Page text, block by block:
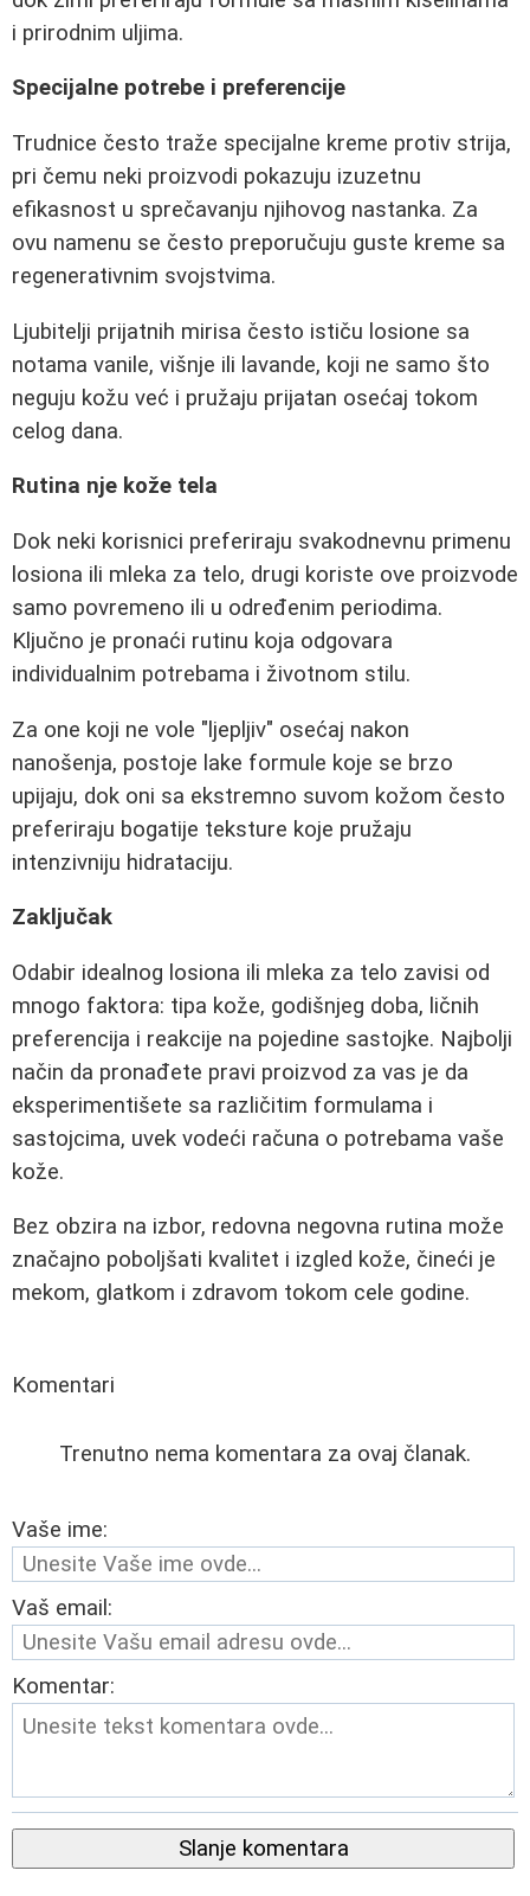
i prirodnim uljima.
Specijalne potrebe i preferencije
Trudnice često traže specijalne kreme protiv strija,
pri čemu neki proizvodi pokazuju izuzetnu
efikasnost u sprečavanju njihovog nastanka. Za
ovu namenu se često preporučuju guste kreme sa
regenerativnim svojstvima.
Ljubitelji prijatnih mirisa često ističu losione sa
notama vanile, višnje ili lavande, koji ne samo što
neguju kožu već i pružaju prijatan osećaj tokom
celog dana.
Rutina nje kože tela
Dok neki korisnici preferiraju svakodnevnu primenu
losiona ili mleka za telo, drugi koriste ove proizvode
samo povremeno ili u određenim periodima.
Ključno je pronaći rutinu koja odgovara
individualnim potrebama i životnom stilu.
Za one koji ne vole "ljepljiv" osećaj nakon
nanošenja, postoje lake formule koje se brzo
upijaju, dok oni sa ekstremno suvom kožom često
preferiraju bogatije teksture koje pružaju
intenzivniju hidrataciju.
Zaključak
Odabir idealnog losiona ili mleka za telo zavisi od
mnogo faktora: tipa kože, godišnjeg doba, ličnih
preferencija i reakcije na pojedine sastojke. Najbolji
način da pronađete pravi proizvod za vas je da
eksperimentišete sa različitim formulama i
sastojcima, uvek vodeći računa o potrebama vaše
kože.
Bez obzira na izbor, redovna negovna rutina može
značajno poboljšati kvalitet i izgled kože, čineći je
mekom, glatkom i zdravom tokom cele godine.
Komentari
Trenutno nema komentara za ovaj članak.
Vaše ime:
Vaš email:
Komentar:
Slanje komentara